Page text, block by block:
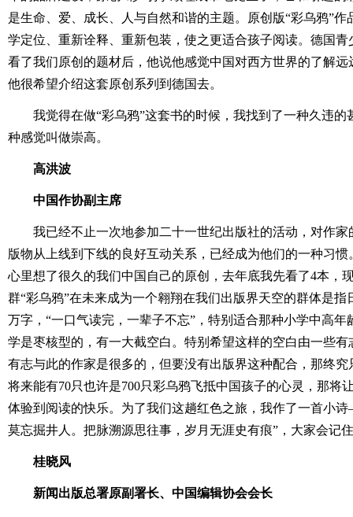
是生命、爱、成长、人与自然和谐的主题。原创版“彩乌鸦”
学定位、重新诠释、重新包装，使之更适合孩子阅读。德国
看了我们原创的题材后，他说他感觉中国对西方世界的了解
他很希望介绍这套原创系列到德国去。
我觉得在做“彩乌鸦”这套书的时候，我找到了一种久违
种感觉叫做崇高。
高洪波
中国作协副主席
我已经不止一次地参加二十一世纪出版社的活动，对作
版物从上线到下线的良好互动关系，已经成为他们的一种习
心里想了很久的我们中国自己的原创，去年底我先看了4本，
群“彩乌鸦”在未来成为一个翱翔在我们出版界天空的群体是指
万字，“一口气读完，一辈子不忘”，特别适合那种小学中高
学是枣核型的，有一大截空白。特别希望这样的空白由一些
有志与此的作家是很多的，但要没有出版界这种配合，那终
将来能有70只也许是700只彩乌鸦飞抵中国孩子的心灵，那将
体验到阅读的快乐。为了我们这趟红色之旅，我作了一首小
莫忘掘井人。把脉溯源思往事，岁月无涯史有痕”，大家会记
桂晓风
新闻出版总署原副署长、中国编辑协会会长